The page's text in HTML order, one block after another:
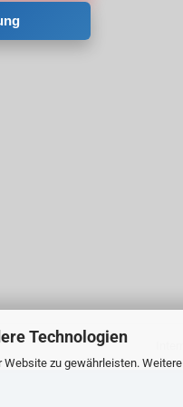
Technologien
zu gewährleisten.